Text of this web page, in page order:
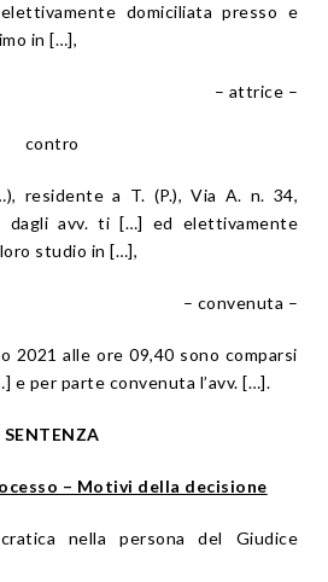
domiciliata presso e
in […],
– attrice –
contro
residente a T. (P.), Via A. n. 34,
dagli avv. ti […] ed elettivamente
studio in […],
– convenuta –
2021 alle ore 09,40 sono comparsi
e per parte convenuta l’avv. […].
SENTENZA
– Motivi della decisione
nella persona del Giudice